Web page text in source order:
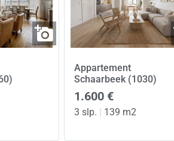
Appartement
Schaarbeek (1030)
1.600 €
3 slp. | 139 m2